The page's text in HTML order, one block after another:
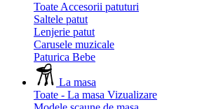
Toate Accesorii patuturi
Saltele patut
Lenjerie patut
Carusele muzicale
Paturica Bebe
La masa
Toate - La masa Vizualizare